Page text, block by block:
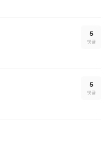
5
댓글
5
댓글